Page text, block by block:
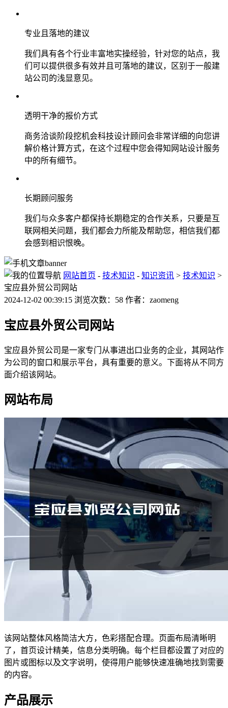
专业且落地的建议
我们具有各个行业丰富地实操经验，针对您的站点，我
们可以提供很多有效并且可落地的建议，区别于一般建
站公司的浅显意见。
透明干净的报价方式
商务洽谈阶段挖机会科技设计顾问会非常详细的向您讲
解价格计算方式，在这个过程中您会得知网站设计服务
中的所有细节。
长期顾问服务
我们与众多客户都保持长期稳定的合作关系，只要是互
联网相关问题，我们都会力所能及帮助您，相信我们都
会感到相识恨晚。
网站首页 - 技术知识 - 知识资讯 > 技术知识 >
宝应县外贸公司网站
2024-12-02 00:39:15 浏览次数：58 作者：zaomeng
宝应县外贸公司网站
宝应县外贸公司是一家专门从事进出口业务的企业，其网站作
为公司的窗口和展示平台，具有重要的意义。下面将从不同方
面介绍该网站。
网站布局
该网站整体风格简洁大方，色彩搭配合理。页面布局清晰明
了，首页设计精美，信息分类明确。每个栏目都设置了对应的
图片或图标以及文字说明，使得用户能够快速准确地找到需要
的内容。
产品展示